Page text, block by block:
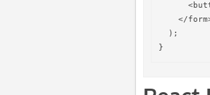
</
  );